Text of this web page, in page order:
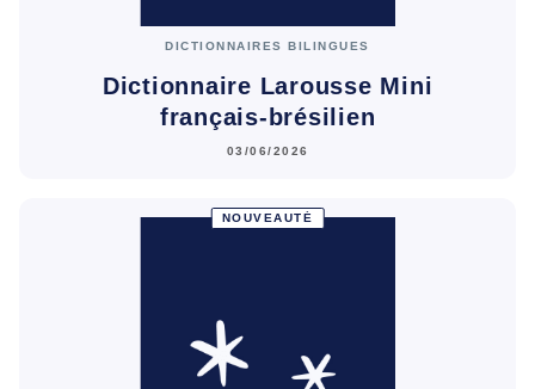
DICTIONNAIRES BILINGUES
Dictionnaire Larousse Mini
français-brésilien
03/06/2026
NOUVEAUTÉ